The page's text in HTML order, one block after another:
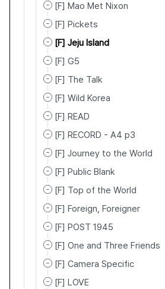
[F] Mao Met Nixon
[F] Pickets
[F] Jeju Island
[F] G5
[F] The Talk
[F] Wild Korea
[F] READ
[F] RECORD - A4 p3
[F] Journey to the World
[F] Public Blank
[F] Top of the World
[F] Foreign, Foreigner
[F] POST 1945
[F] One and Three Friends
[F] Camera Specific
[F] LOVE